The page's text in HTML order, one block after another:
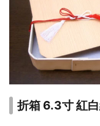
折箱 6.3寸 紅